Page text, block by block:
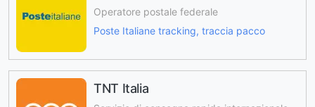
Operatore postale federale
Poste Italiane tracking, traccia pacco
TNT Italia